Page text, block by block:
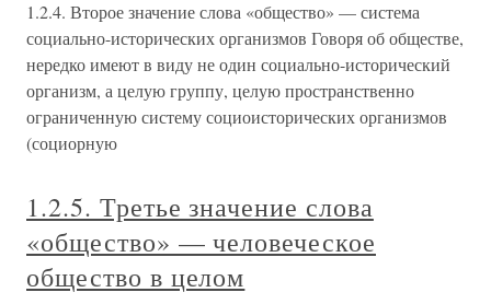
1.2.4. Второе значение слова «общество» — система
социально-исторических организмов Говоря об обществе,
нередко имеют в виду не один социально-исторический
организм, а целую группу, целую пространственно
ограниченную систему социоисторических организмов
(социорную
1.2.5. Третье значение слова
«общество» — человеческое
общество в целом